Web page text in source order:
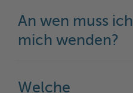
An wen muss ich
mich wenden?
Welche